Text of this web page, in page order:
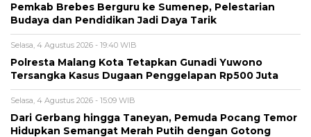
Pemkab Brebes Berguru ke Sumenep, Pelestarian
Budaya dan Pendidikan Jadi Daya Tarik
Selasa, 4 Agustus 2026 - 19:40 WIB
Polresta Malang Kota Tetapkan Gunadi Yuwono
Tersangka Kasus Dugaan Penggelapan Rp500 Juta
Selasa, 4 Agustus 2026 - 15:09 WIB
Dari Gerbang hingga Taneyan, Pemuda Pocang Temor
Hidupkan Semangat Merah Putih dengan Gotong